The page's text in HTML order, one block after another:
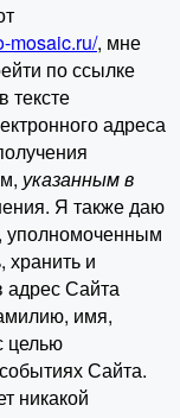
mosaic.ru/, мне
по ссылке
тексте
адреса
указанным в
Я также даю
уполномоченным
хранить и
адрес Сайта
имя,
целью
Сайта.
никакой